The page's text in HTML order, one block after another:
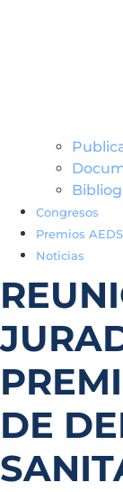
Congresos
Premios AEDS
Noticias
DE